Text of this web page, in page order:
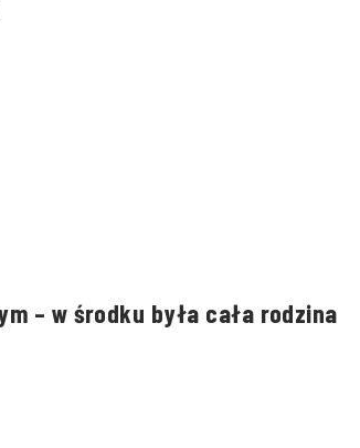
– w środku była cała rodzina